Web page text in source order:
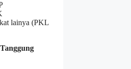
lainya (PKL